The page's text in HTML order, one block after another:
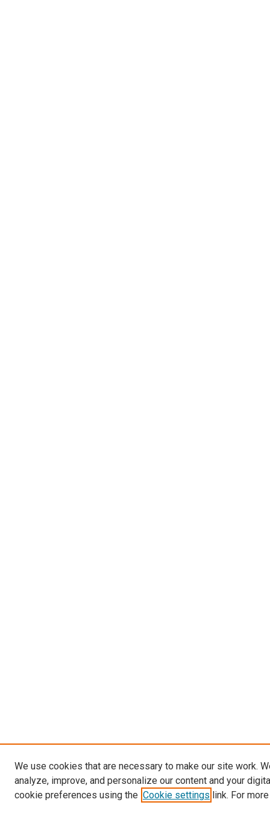
We use cookies that are necessary to make our site work.
analyze, improve, and personalize our content and your
cookie preferences using the Cookie settings link. For